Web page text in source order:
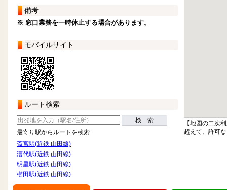
備考
※ 窓口業務を一時休止する場合があります。
モバイルサイト
ルート検索
検 索
最寄り駅からルートを検索
斎宮駅(近鉄 山田線)
漕代駅(近鉄 山田線)
明星駅(近鉄 山田線)
櫛田駅(近鉄 山田線)
【地図の二次
超えて、許可